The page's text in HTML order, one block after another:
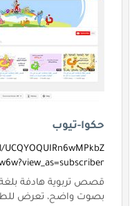
حكوا-تيوب
قصص تربوية هادفة
بصوت واضح، تعرض